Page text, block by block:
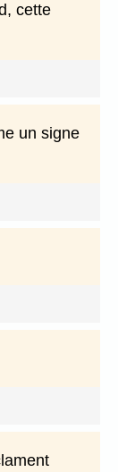
cette
un signe